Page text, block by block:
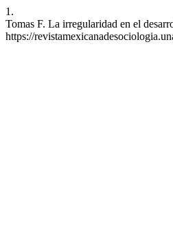
1.
Tomas F. La irregularidad en el
https://